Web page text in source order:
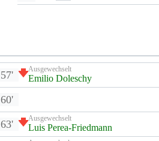
57' Ausgewechselt
Emilio Doleschy
60'
63' Ausgewechselt
Luis Perea-Friedmann